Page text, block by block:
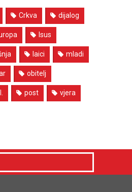
Crkva dijalog
Isus
laici mladi
obitelj
post vjera